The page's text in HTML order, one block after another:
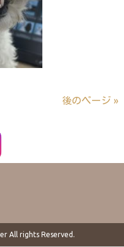
後のページ »
All rights Reserved.